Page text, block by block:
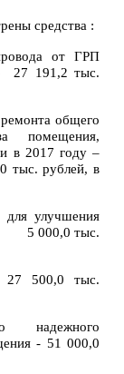
средства :
от ГРП
27 191,2 тыс.
общего
помещения,
в 2017 году –
тыс. рублей, в
улучшения
5 000,0 тыс.
27 500,0 тыс.
надежного
- 51 000,0